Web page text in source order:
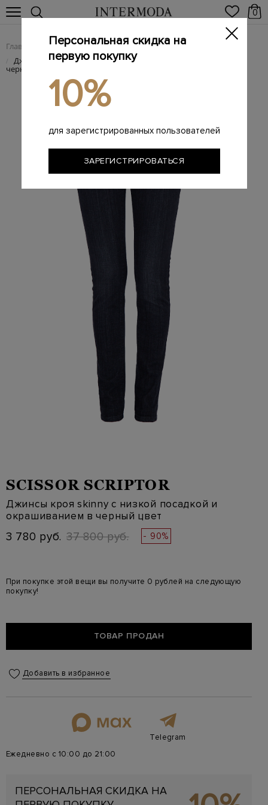
0
Главная Женщинам / Женская одежда / Женские джинсы
/ Джинсы кроя skinny с низкой посадкой и окрашиванием в
черный цвет
SCISSOR SCRIPTOR
Джинсы кроя skinny с низкой посадкой и
окрашиванием в черный цвет
3 780 руб. 37 800 руб. - 90%
При покупке этой вещи вы получите 0 рублей на следующую
покупку!
ТОВАР ПРОДАН
Добавить в избранное
Telegram
Ежедневно с 10:00 до 21:00
ПЕРСОНАЛЬНАЯ СКИДКА НА
Персональная скидка на
первую покупку
10%
для зарегистрированных пользователей
ЗАРЕГИСТРИРОВАТЬСЯ